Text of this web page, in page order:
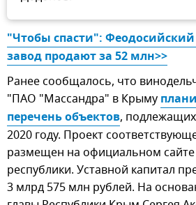
"Чтобы спасти":
завод продают за 52 млн>>
Ранее сообщалось, что
"ПАО "Массандра" в Крыму
перечень объектов,
2020 году. Проект
размещен на официальном
республики. Уставной капитал
3 млрд 575 млн рублей. На